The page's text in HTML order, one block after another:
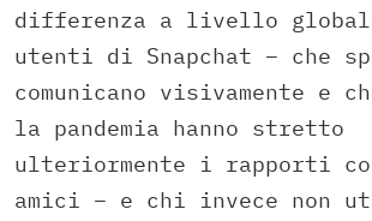
differenza a livello
utenti di Snapchat – che
comunicano visivamente e
la pandemia hanno stretto
ulteriormente i rapporti
amici – e chi invece non